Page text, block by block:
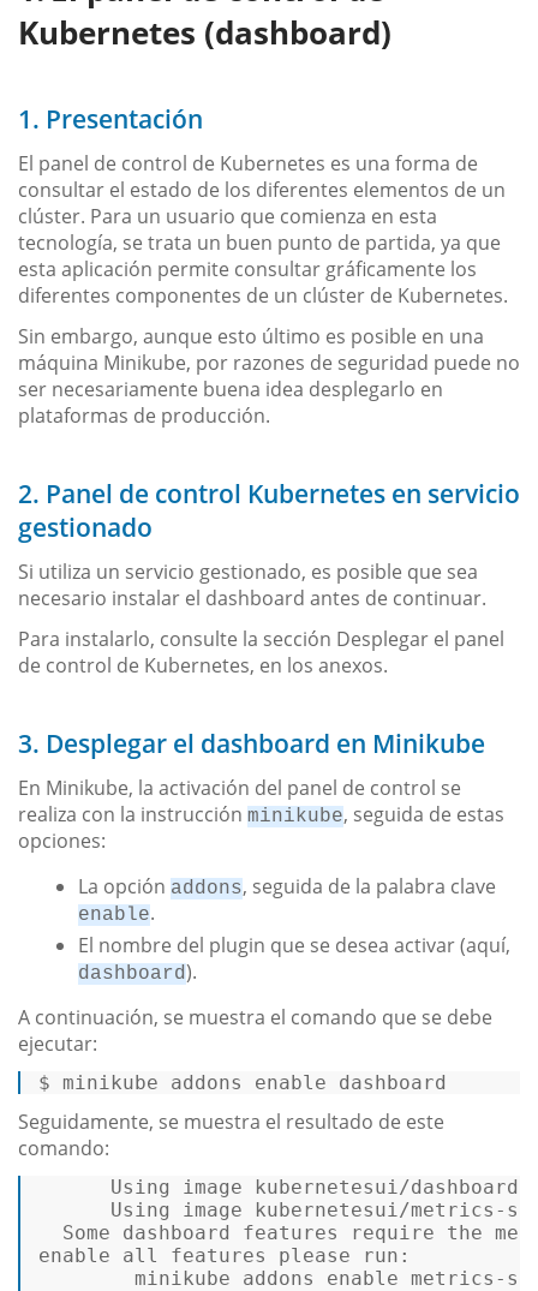
Kubernetes (dashboard)
1. Presentación
El panel de control de Kubernetes es una forma de
consultar el estado de los diferentes elementos de un
clúster. Para un usuario que comienza en esta
tecnología, se trata un buen punto de partida, ya que
esta aplicación permite consultar gráficamente los
diferentes componentes de un clúster de Kubernetes.
Sin embargo, aunque esto último es posible en una
máquina Minikube, por razones de seguridad puede no
ser necesariamente buena idea desplegarlo en
plataformas de producción.
2. Panel de control Kubernetes en servicio
gestionado
Si utiliza un servicio gestionado, es posible que sea
necesario instalar el dashboard antes de continuar.
Para instalarlo, consulte la sección Desplegar el panel
de control de Kubernetes, en los anexos.
3. Desplegar el dashboard en Minikube
En Minikube, la activación del panel de control se
realiza con la instrucción minikube, seguida de estas
opciones:
La opción addons, seguida de la palabra clave
enable.
El nombre del plugin que se desea activar (aquí,
dashboard).
A continuación, se muestra el comando que se debe
ejecutar:
$ minikube addons enable dashboard
Seguidamente, se muestra el resultado de este
comando:
Using image kubernetesui/
Using image kubernetesui/metrics-
enable all features please run:
minikube addons enable metrics-